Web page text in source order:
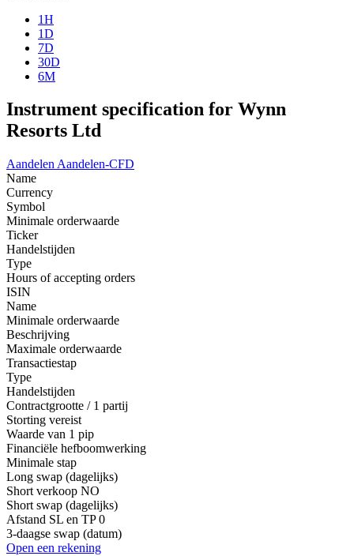
1H
1D
7D
30D
6M
Instrument specification for Wynn
Resorts Ltd
Aandelen Aandelen-CFD
Name
Currency
Symbol
Minimale orderwaarde
Ticker
Handelstijden
Type
Hours of accepting orders
ISIN
Name
Minimale orderwaarde
Beschrijving
Maximale orderwaarde
Transactiestap
Type
Handelstijden
Contractgrootte / 1 partij
Storting vereist
Waarde van 1 pip
Financiële hefboomwerking
Minimale stap
Long swap (dagelijks)
Short verkoop NO
Short swap (dagelijks)
Afstand SL en TP 0
3-daagse swap (datum)
Open een rekening